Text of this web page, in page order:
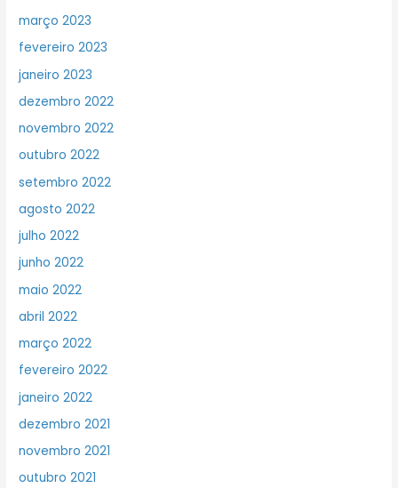
março 2023
fevereiro 2023
janeiro 2023
dezembro 2022
novembro 2022
outubro 2022
setembro 2022
agosto 2022
julho 2022
junho 2022
maio 2022
abril 2022
março 2022
fevereiro 2022
janeiro 2022
dezembro 2021
novembro 2021
outubro 2021